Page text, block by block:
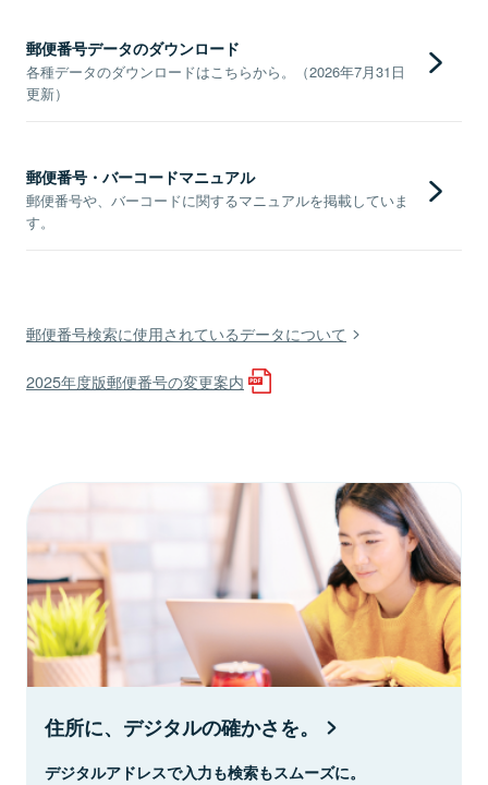
郵便番号データのダウンロード
各種データのダウンロードはこちらから。（2026年7月31日
更新）
郵便番号・バーコードマニュアル
郵便番号や、バーコードに関するマニュアルを掲載していま
す。
郵便番号検索に使用されているデータについて
2025年度版郵便番号の変更案内
住所に、デジタルの確かさを。
デジタルアドレスで入力も検索もスムーズに。